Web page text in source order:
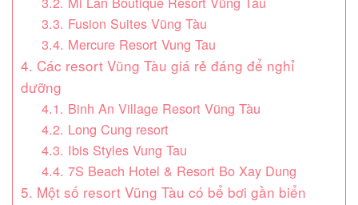
3.3. Fusion Suites Vũng Tàu
3.4. Mercure Resort Vung Tau
4. Các resort Vũng Tàu giá rẻ đáng để nghỉ
dưỡng
4.1. Binh An Village Resort Vũng Tàu
4.2. Long Cung resort
4.3. Ibis Styles Vung Tau
4.4. 7S Beach Hotel & Resort Bo Xay Dung
5. Một số resort Vũng Tàu có bể bơi gần biển